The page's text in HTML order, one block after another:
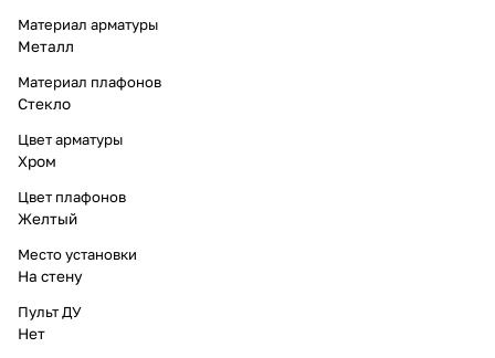
Материал арматуры
Металл
Материал плафонов
Стекло
Цвет арматуры
Хром
Цвет плафонов
Желтый
Место установки
На стену
Пульт ДУ
Нет